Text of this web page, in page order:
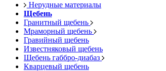
Нерудные материалы
Щебень
Гранитный щебень
Мраморный щебень
Гравийный щебень
Известняковый щебень
Щебень габбро-диабаз
Кварцевый щебень